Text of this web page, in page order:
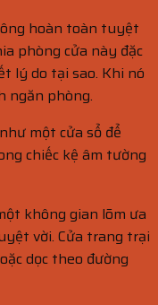
hoàn toàn tuyệt
phòng cửa này đặc
lý do tại sao. Khi nó
ngăn phòng.
một cửa sổ để
chiếc kệ âm tường
không gian lõm ưa
vời. Cửa trang trại
dọc theo đường